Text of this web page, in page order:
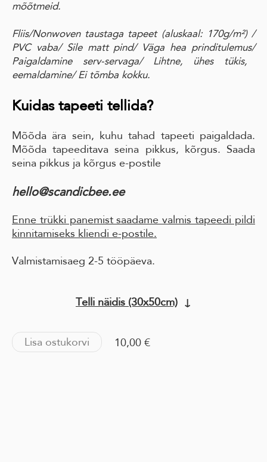
mõõtmeid.
Fliis/Nonwoven taustaga tapeet (aluskaal: 170g/m²)/
PVC vaba/ Sile matt pind/ Väga hea prinditulemus/
Paigaldamine serv-servaga/ Lihtne, ühes tükis,
eemaldamine/ Ei tõmba kokku.
Kuidas tapeeti tellida?
Mõõda ära sein, kuhu tahad tapeeti paigaldada.
Mõõda tapeeditava seina pikkus, kõrgus. Saada
seina pikkus ja kõrgus e-postile
hello@scandicbee.ee
Enne trükki panemist saadame valmis tapeedi pildi
kinnitamiseks kliendi e-postile.
Valmistamisaeg 2-5 tööpäeva.
Telli näidis (30x50cm) ↓
Lisa ostukorvi 10,00 €